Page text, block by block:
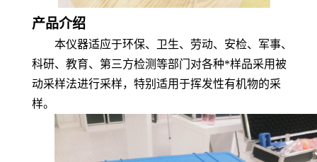
产品介绍
本仪器适应于环保、卫生、劳动、安检、军事、
科研、 教育、第三方检测等部门对各种*样品采用被
动采样法进行采样， 特别适用于挥发性有机物的采
样。